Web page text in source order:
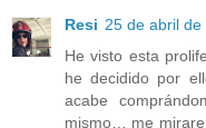
Resi 25 de abril
He visto esta
he decidido por
acabe
mismo… me